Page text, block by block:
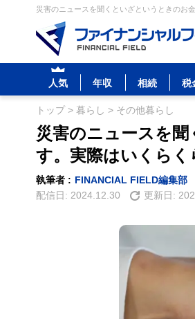
災害のニュースを聞くといざというときのお
人気 年収 相続 税
トップ> 暮らし > その他暮らし
災害のニュースを
す。実際はいくら
執筆者 : FINANCIAL FIELD編集部
配信日: 2024.12.30 更新日: